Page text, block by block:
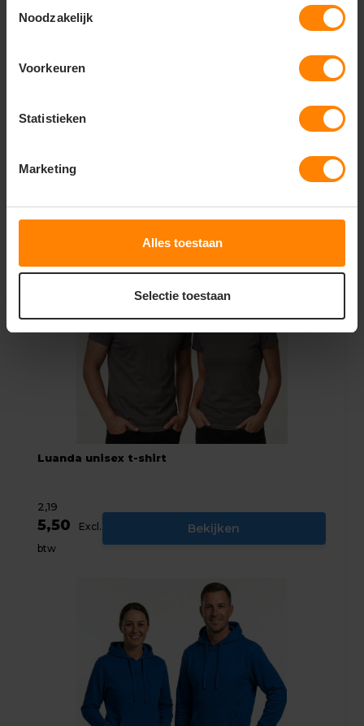
Noodzakelijk
Voorkeuren
Statistieken
Marketing
Alles toestaan
Selectie toestaan
Ankara men t-shirt 190 g/m2
5,50
Luanda unisex t-shirt
2,19
5,50
Excl.
btw
Bekijken